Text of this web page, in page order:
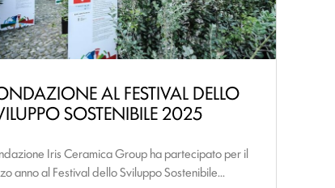
AL FESTIVAL DELLO
SOSTENIBILE 2025
Iris Ceramica Group ha partecipato per il
anno al Festival dello Sviluppo Sostenibile...